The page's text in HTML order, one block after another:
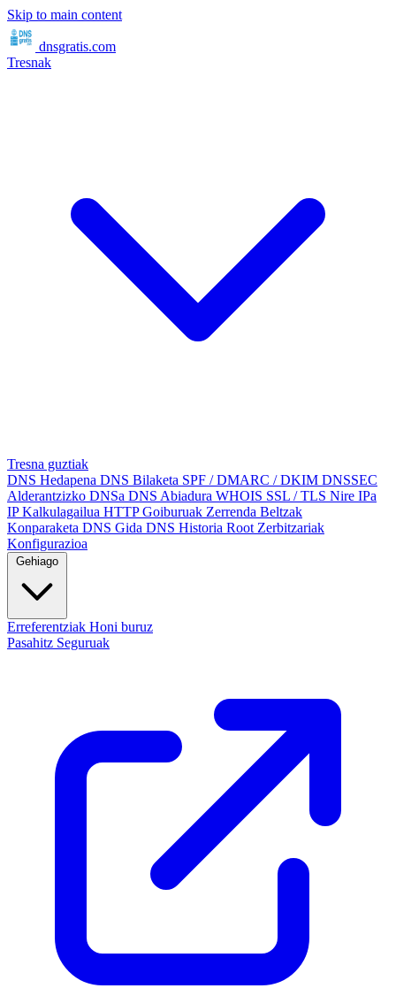
Skip to main content
dnsgratis.com
Tresnak
Tresna guztiak
DNS Hedapena DNS Bilaketa SPF / DMARC / DKIM DNSSEC
Alderantzizko DNSa DNS Abiadura WHOIS SSL / TLS Nire IPa
IP Kalkulagailua HTTP Goiburuak Zerrenda Beltzak
Konparaketa DNS Gida DNS Historia Root Zerbitzariak
Konfigurazioa
Erreferentziak Honi buruz
Pasahitz Seguruak